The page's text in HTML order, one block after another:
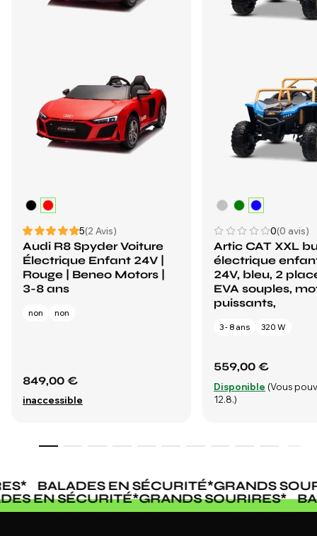
5(2 Avis)
Audi R8 Spyder Voiture
Électrique Enfant 24V |
Rouge | Beneo Motors |
3-8 ans
non non
849,00 €
inaccessible
0(0 avis)
Artic CAT XXL
électrique
24V, bleu, 2
EVA souples,
puissants,
3 - 8 ans 320 W
559,00 €
Disponible (Vous
12.8.)
* BALADES EN SÉCURITÉ*GRANDS
EN SÉCURITÉ*GRANDS SOURIRES*